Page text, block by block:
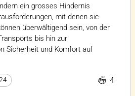
ein grosses Hindernis
mit denen sie
überwältigend sein, von der
bis hin zur
Sicherheit und Komfort auf
4